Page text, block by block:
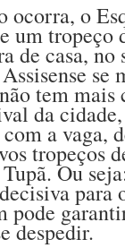
ocorra, o
um tropeço
de casa, no
se
tem mais
da
a vaga,
tropeços
Ou
para
pode
despedir.